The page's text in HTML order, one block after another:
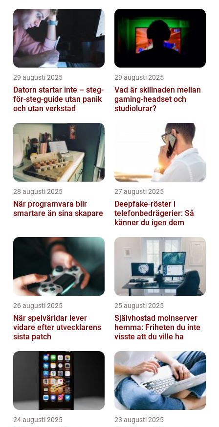
29 augusti 2025
Datorn startar inte – steg-
för-steg-guide utan panik
och utan verkstad
29 augusti 2025
Vad är skillnaden mellan
gaming-headset och
studiolurar?
28 augusti 2025
När programvara blir
smartare än sina skapare
27 augusti 2025
Deepfake-röster i
telefonbedrägerier: Så
känner du igen dem
26 augusti 2025
När spelvärldar lever
vidare efter utvecklarens
sista patch
25 augusti 2025
Självhostad molnserver
hemma: Friheten du inte
visste att du ville ha
24 augusti 2025 23 augusti 2025